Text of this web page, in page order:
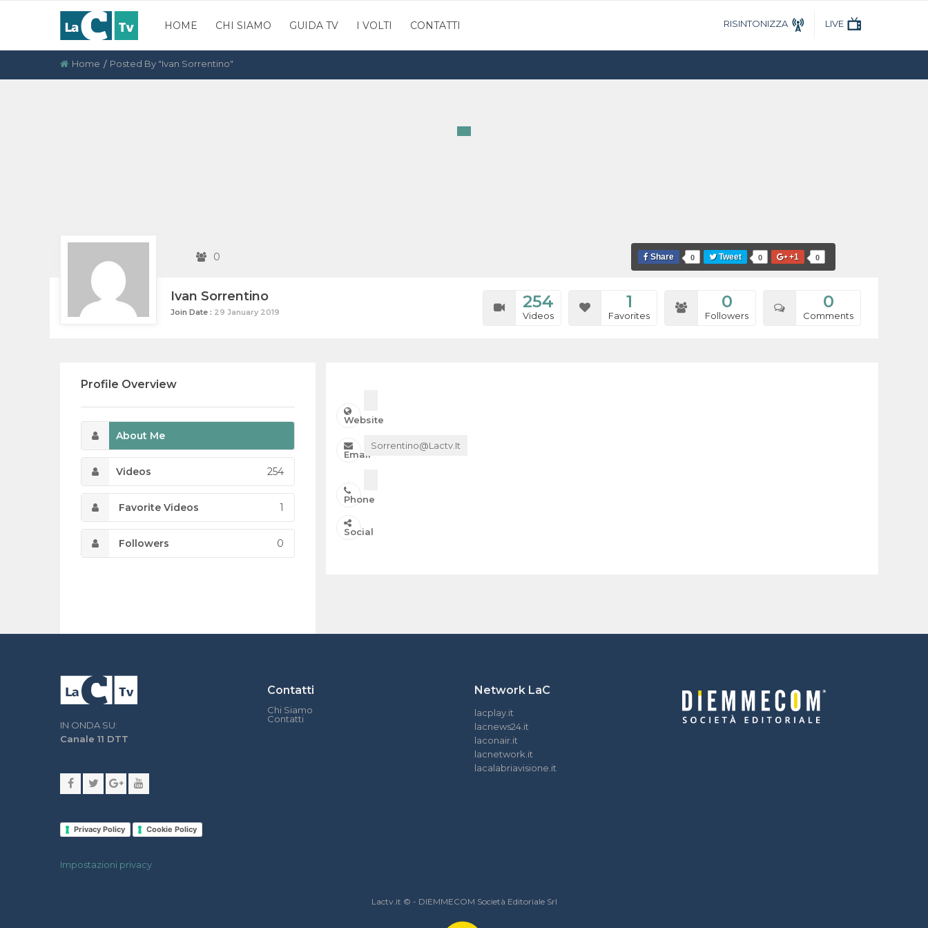
HOME CHI SIAMO GUIDA TV I VOLTI CONTATTI LIVE
RISINTONIZZA
Home Posted By "Ivan Sorrentino"
0 Share 0 Tweet 0 +1 0
Ivan Sorrentino
Join Date : 29 January 2019
254
Videos
1
Favorites
0
Followers
0
Comments
Profile Overview
About Me
Videos 254
Favorite Videos 1
Followers 0
Website
Email
Sorrentino@lactv.it
Phone
Social
IN ONDA SU:
Canale 11 DTT
Privacy Policy Cookie Policy
Contatti
Chi Siamo
Contatti
Network LaC
lacplay.it
lacnews24.it
laconair.it
lacnetwork.it
lacalabriavisione.it
Impostazioni privacy
Lactv.it © - DIEMMECOM Società Editoriale Srl